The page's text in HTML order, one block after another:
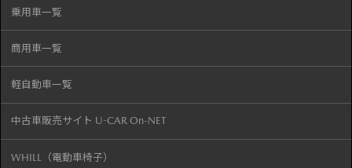
乗用車一覧
商用車一覧
軽自動車一覧
中古車販売サイト U-CAR On-NET
WHILL（電動車椅子）